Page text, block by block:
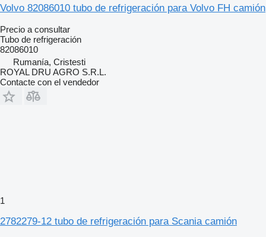
Volvo 82086010 tubo de refrigeración para Volvo FH camión
Precio a consultar
Tubo de refrigeración
82086010
Rumanía, Cristesti
ROYAL DRU AGRO S.R.L.
Contacte con el vendedor
1
2782279-12 tubo de refrigeración para Scania camión